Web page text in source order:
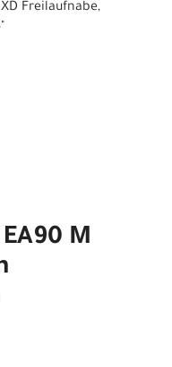
Freilaufnabe,
M